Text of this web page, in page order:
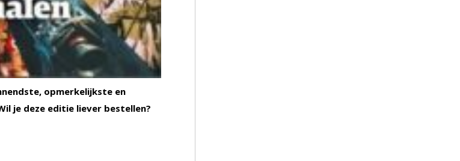
opmerkelijkste en
je deze editie liever bestellen?